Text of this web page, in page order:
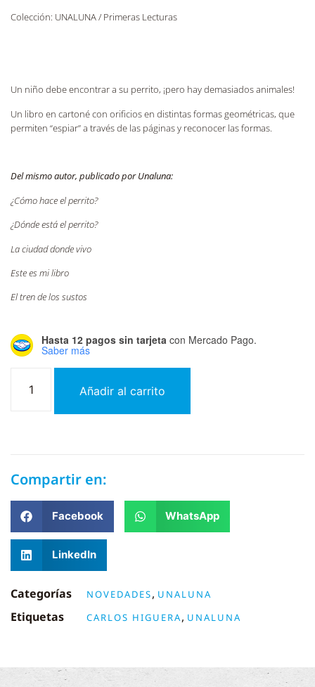
Colección: UNALUNA / Primeras Lecturas
Un niño debe encontrar a su perrito, ¡pero hay demasiados animales!
Un libro en cartoné con orificios en distintas formas geométricas, que
permiten “espiar” a través de las páginas y reconocer las formas.
Del mismo autor, publicado por Unaluna:
¿Cómo hace el perrito?
¿Dónde está el perrito?
La ciudad donde vivo
Este es mi libro
El tren de los sustos
Hasta 12 pagos sin tarjeta con Mercado Pago.
Saber más
Añadir al carrito
Compartir en:
Facebook WhatsApp
LinkedIn
Categorías NOVEDADES, UNALUNA
Etiquetas CARLOS HIGUERA, UNALUNA